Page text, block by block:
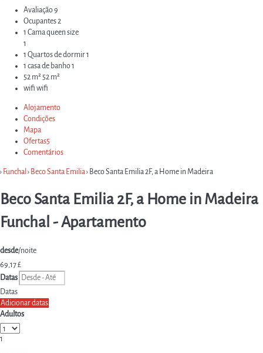
Avaliação9
Ocupantes2
1 Cama queen size
1
1 Quartos de dormir1
1 casa de banho1
52 m² 52 m²
wifi wifi
Alojamento
Condições
Mapa
Ofertas5
Comentários
› Funchal › Beco Santa Emilia› Beco Santa Emilia 2F, a Home in Madeira
Beco Santa Emilia 2F, a Home in Madeira
Funchal -Apartamento
desde/noite
69,17 £
Datas
Datas
Adicionar datas
Adultos
1